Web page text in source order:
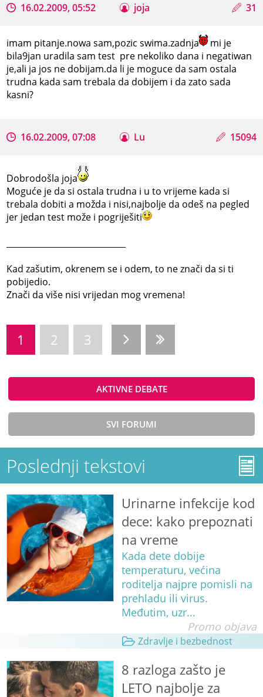
16.02.2009, 05:52 joja 31
imam pitanje.nowa sam,pozic swima.zadnja
mi je
bila9jan uradila sam test pre nekoliko dana i negatiwan
je,ali ja jos ne dobijam.da li je moguce da sam ostala
trudna kada sam trebala da dobijem i da zato sada
kasni?
16.02.2009, 07:08 Lu 15094
Dobrodošla joja
Moguće je da si ostala trudna i u to vrijeme kada si
trebala dobiti a možda i nisi,najbolje da odeš na pegled
jer jedan test može i pogriješiti
Kad zašutim, okrenem se i odem, to ne znači da si ti
pobijedio.
Znači da više nisi vrijedan mog vremena!
1 2 3
AKTIVNE DEBATE
SVI FORUMI
Poslednji tekstovi
Urinarne infekcije kod
dece: kako prepoznati
na vreme
Kada dete dobije
temperaturu, većina
roditelja najpre pomisli na
prehladu ili virus.
Međutim, uzr...
Promo objava
Zdravlje i bezbednost
8 razloga zašto je
LETO najbolje za